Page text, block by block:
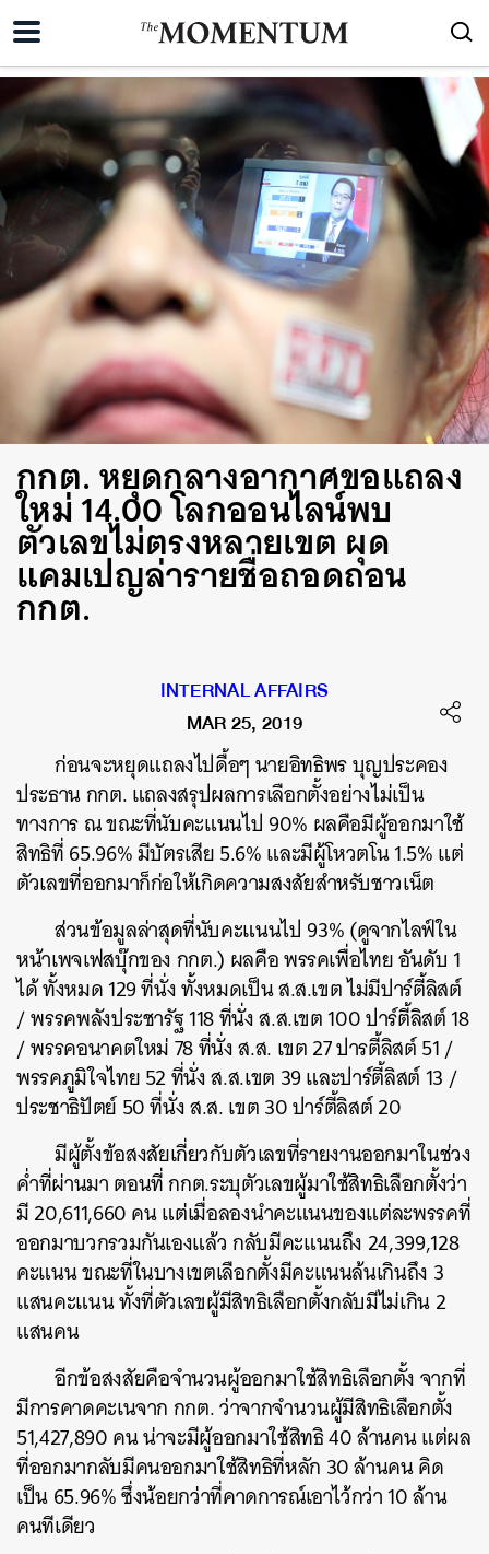
กกต. หยุดกลางอากาศขอแถลง
ใหม่ 14.00 โลกออนไลน์พบ
ตัวเลขไม่ตรงหลายเขต ผุด
แคมเปญล่ารายชื่อถอดถอน
กกต.
INTERNAL AFFAIRS
MAR 25, 2019
ก่อนจะหยุดแถลงไปดื้อๆ นายอิทธิพร บุญประคอง
ประธาน กกต. แถลงสรุปผลการเลือกตั้งอย่างไม่เป็น
ทางการ ณ ขณะที่นับคะแนนไป 90% ผลคือมีผู้ออกมาใช้
สิทธิที่ 65.96% มีบัตรเสีย 5.6% และมีผู้โหวตโน 1.5% แต่
ตัวเลขที่ออกมาก็ก่อให้เกิดความสงสัยสำหรับชาวเน็ต
ส่วนข้อมูลล่าสุดที่นับคะแนนไป 93% (ดูจากไลฟ์ใน
หน้าเพจเฟสบุ๊กของ กกต.) ผลคือ พรรคเพื่อไทย อันดับ 1
ได้ ทั้งหมด 129 ที่นั่ง ทั้งหมดเป็น ส.ส.เขต ไม่มีปาร์ตี้ลิสต์
/ พรรคพลังประชารัฐ 118 ที่นั่ง ส.ส.เขต 100 ปาร์ตี้ลิสต์ 18
/ พรรคอนาคตใหม่ 78 ที่นั่ง ส.ส. เขต 27 ปารตี้ลิสต์ 51 /
พรรคภูมิใจไทย 52 ที่นั่ง ส.ส.เขต 39 และปาร์ตี้ลิสต์ 13 /
ประชาธิปัตย์ 50 ที่นั่ง ส.ส. เขต 30 ปาร์ตี้ลิสต์ 20
มีผู้ตั้งข้อสงสัยเกี่ยวกับตัวเลขที่รายงานออกมาในช่วง
ค่ำที่ผ่านมา ตอนที่ กกต.ระบุตัวเลขผู้มาใช้สิทธิเลือกตั้งว่า
มี 20,611,660 คน แต่เมื่อลองนำคะแนนของแต่ละพรรคที่
ออกมาบวกรวมกันเองแล้ว กลับมีคะแนนถึง 24,399,128
คะแนน ขณะที่ในบางเขตเลือกตั้งมีคะแนนล้นเกินถึง 3
แสนคะแนน ทั้งที่ตัวเลขผู้มีสิทธิเลือกตั้งกลับมีไม่เกิน 2
แสนคน
อีกข้อสงสัยคือจำนวนผู้ออกมาใช้สิทธิเลือกตั้ง จากที่
มีการคาดคะเนจาก กกต. ว่าจากจำนวนผู้มีสิทธิเลือกตั้ง
51,427,890 คน น่าจะมีผู้ออกมาใช้สิทธิ 40 ล้านคน แต่ผล
ที่ออกมากลับมีคนออกมาใช้สิทธิที่หลัก 30 ล้านคน คิด
เป็น 65.96% ซึ่งน้อยกว่าที่คาดการณ์เอาไว้กว่า 10 ล้าน
คนทีเดียว